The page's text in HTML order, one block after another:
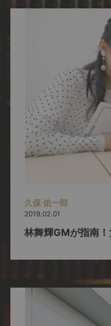
久保 佑一郎
2019.02.01
林舞輝GMが指南